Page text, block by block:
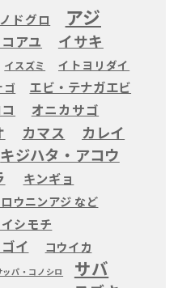
ドグロ アジ
アユ イサキ
イスズミ イトヨリダイ
ゴ エビ・テナガエビ
オニカサゴ
カマス カレイ
キジハタ・アコウ
キンギョ
ウニンアジ など
シモチ
イ コウイカ
ッパ・コノシロ サバ